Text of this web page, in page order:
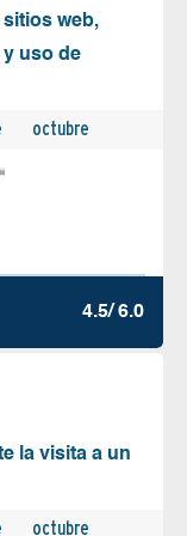
web,
uso de
octubre
4.5/ 6.0
la visita a un
octubre